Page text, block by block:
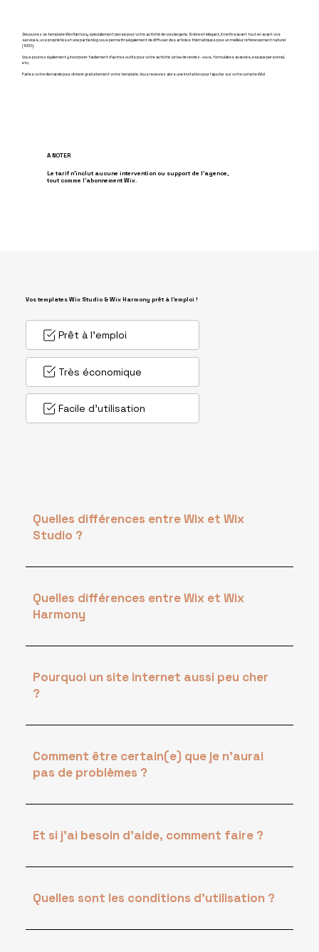
Découvrez ce template Wix Harmony spécialement pensé pour votre activité de conciergerie. Sobre et élégant, il mettra avant tout en avant vos
services, vos propriétés et une partie blog vous permettra également de diffuser des articles thématiques pour un meilleur référencement naturel
(SEO).
Vous pourrez également y incorporer facilement d'autres outils pour votre activité : prise de rendez-vous, formulaires avancés, espace personnel,
etc.
Faites votre demande pour obtenir gratuitement votre template. Vous recevrez alors une invitation pour l'ajouter sur votre compte Wix!
A NOTER
Le tarif n'inclut aucune intervention ou support de l'agence,
tout comme l'abonnement Wix.
Vos templates Wix Studio & Wix Harmony prêt à l'emploi !
Prêt à l'emploi
Très économique
Facile d'utilisation
Quelles différences entre Wix et Wix
Studio ?
Quelles différences entre Wix et Wix
Harmony
Pourquoi un site internet aussi peu cher
?
Comment être certain(e) que je n'aurai
pas de problèmes ?
Et si j'ai besoin d'aide, comment faire ?
Quelles sont les conditions d'utilisation ?